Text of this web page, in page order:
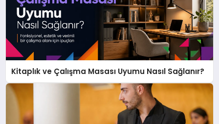
Kitaplık ve Çalışma Masası Uyumu Nasıl Sağlanır?